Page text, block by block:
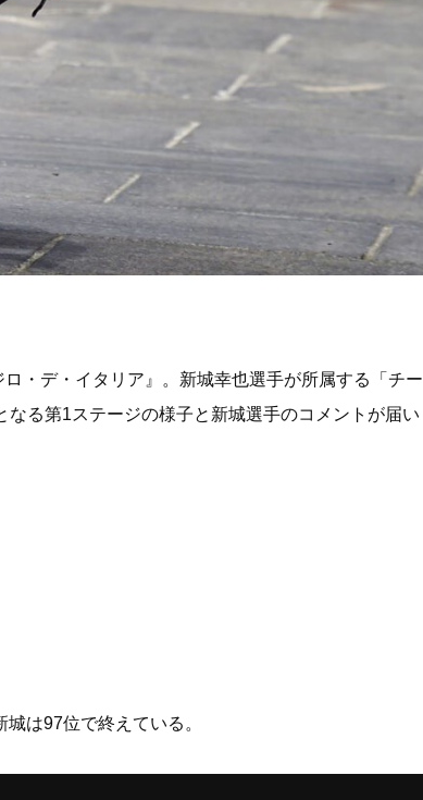
・デ・イタリア』。新城幸也選手が所属する「チー
る第1ステージの様子と新城選手のコメントが届い
は97位で終えている。